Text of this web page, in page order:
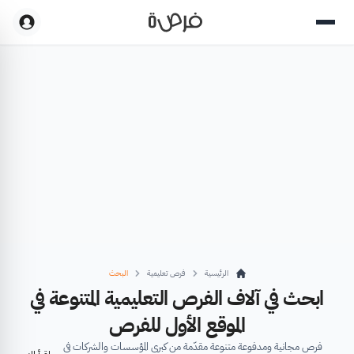
الرئيسية فرص تعليمية البحث
ابحث في آلاف الفرص التعليمية المتنوعة في
الموقع الأول للفرص
فرص مجانية ومدفوعة متنوعة مقدّمة من كبرى المؤسسات والشركات في